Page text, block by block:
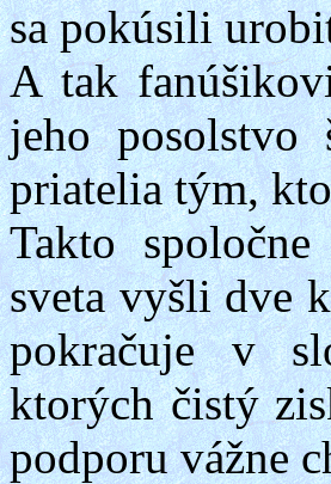
sa pokúsili
A tak
jeho posolstvo
priatelia tým,
Takto
sveta vyšli dve
pokračuje v
ktorých čistý
podporu vážne